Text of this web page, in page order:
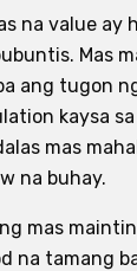
na value ay
Mas
ang tugon
kaysa
mas
na buhay.
mas
na tamang